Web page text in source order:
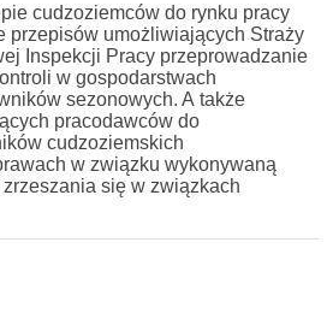
cudzoziemców do rynku pracy
przepisów umożliwiających Straży
Inspekcji Pracy przeprowadzanie
w gospodarstwach
sezonowych. A także
pracodawców do
cudzoziemskich
w związku wykonywaną
się w związkach